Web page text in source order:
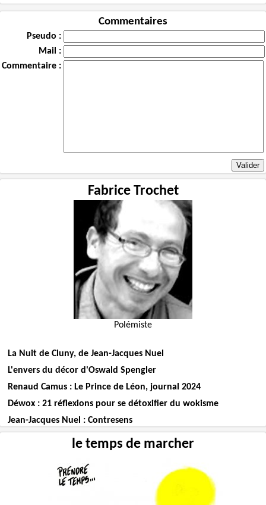
Commentaires
Pseudo :
Mail :
Commentaire :
Fabrice Trochet
Polémiste
La Nuit de Cluny, de Jean-Jacques Nuel
L'envers du décor d'Oswald Spengler
Renaud Camus : Le Prince de Léon, journal 2024
Déwox : 21 réflexions pour se détoxifier du wokisme
Jean-Jacques Nuel : Contresens
le temps de marcher